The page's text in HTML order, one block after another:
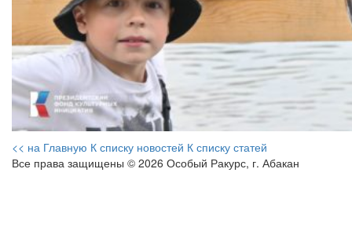
<< на Главную К списку новостей К списку статей
Все права защищены © 2026 Особый Ракурс, г. Абакан